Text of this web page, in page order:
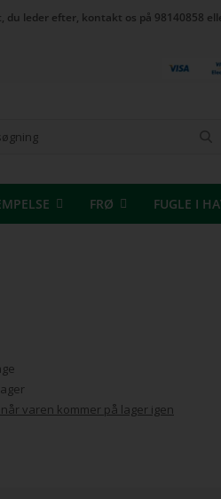
du leder efter, kontakt os på 98140858
FRØ FUGLE I
varen kommer på lager igen